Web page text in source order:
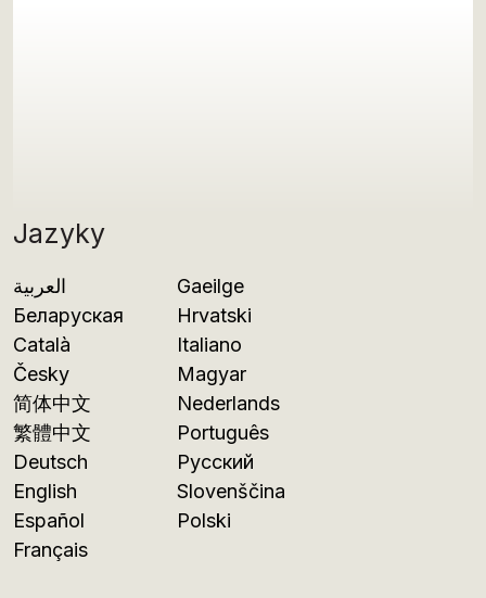
Jazyky
العربية
Беларуская
Català
Česky
简体中文
繁體中文
Deutsch
English
Español
Français
Gaeilge
Hrvatski
Italiano
Magyar
Nederlands
Português
Русский
Slovenščina
Polski